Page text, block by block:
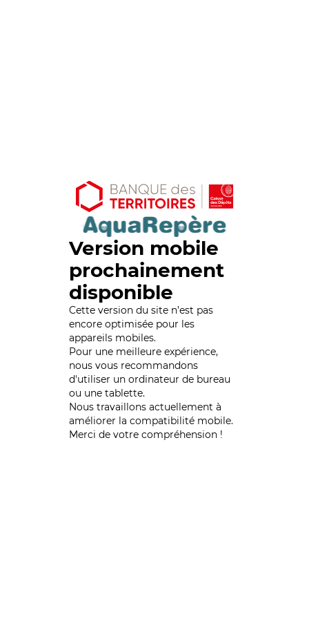
Version mobile
prochainement
disponible
Cette version du site n’est pas
encore optimisée pour les
appareils mobiles.
Pour une meilleure expérience,
nous vous recommandons
d'utiliser un ordinateur de bureau
ou une tablette.
Nous travaillons actuellement à
améliorer la compatibilité mobile.
Merci de votre compréhension !